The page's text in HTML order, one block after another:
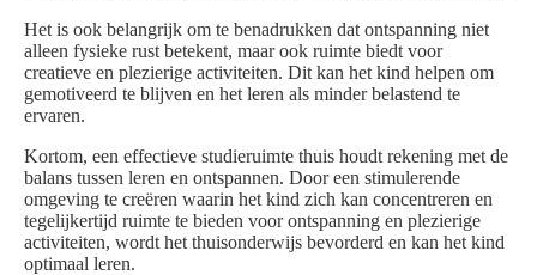
Het is ook belangrijk om te benadrukken dat ontspanning niet
alleen fysieke rust betekent, maar ook ruimte biedt voor
creatieve en plezierige activiteiten. Dit kan het kind helpen om
gemotiveerd te blijven en het leren als minder belastend te
ervaren.
Kortom, een effectieve studieruimte thuis houdt rekening met de
balans tussen leren en ontspannen. Door een stimulerende
omgeving te creëren waarin het kind zich kan concentreren en
tegelijkertijd ruimte te bieden voor ontspanning en plezierige
activiteiten, wordt het thuisonderwijs bevorderd en kan het kind
optimaal leren.